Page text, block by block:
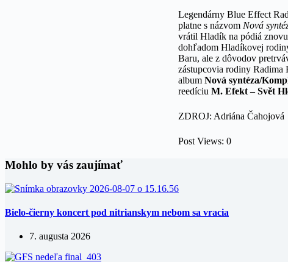
Legendárny Blue Effect
platne s názvom Nová
vrátil Hladík na pódiá
dohľadom Hladíkovej
Baru, ale z dôvodov
zástupcovia rodiny Radima
album Nová syntéza/
reedíciu M. Efekt – Svět
ZDROJ: Adriána Čahojová
Post Views: 0
Mohlo by vás zaujímať
Bielo-čierny koncert pod nitrianskym nebom sa vracia
7. augusta 2026